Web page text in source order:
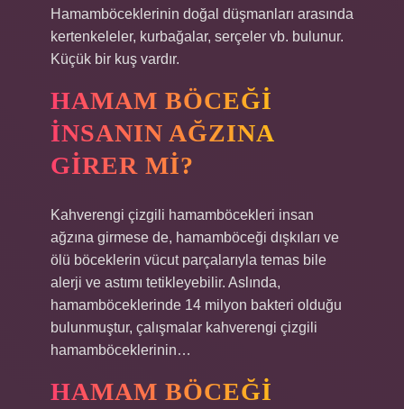
Hamamböceklerinin doğal düşmanları arasında
kertenkeleler, kurbağalar, serçeler vb. bulunur.
Küçük bir kuş vardır.
HAMAM BÖCEĞI
INSANIN AĞZINA
GIRER MI?
Kahverengi çizgili hamamböcekleri insan
ağzına girmese de, hamamböceği dışkıları ve
ölü böceklerin vücut parçalarıyla temas bile
alerji ve astımı tetikleyebilir. Aslında,
hamamböceklerinde 14 milyon bakteri olduğu
bulunmuştur, çalışmalar kahverengi çizgili
hamamböceklerinin…
HAMAM BÖCEĞI